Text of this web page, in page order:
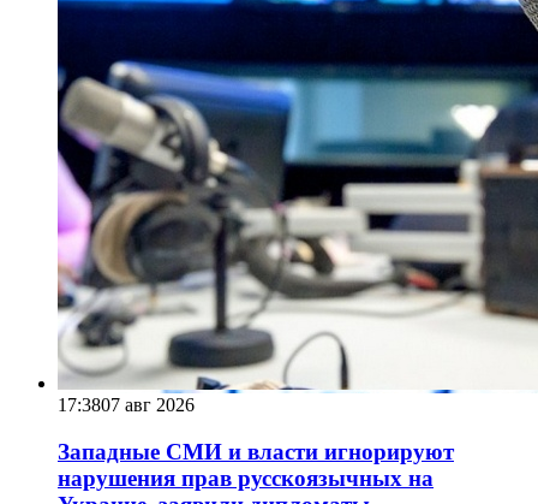
17:3807 авг 2026
Западные СМИ и власти игнорируют
нарушения прав русскоязычных на